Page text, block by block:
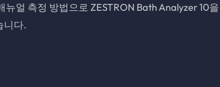
뉴얼 측정 방법으로 ZESTRON Bath Analyzer 10
니다.